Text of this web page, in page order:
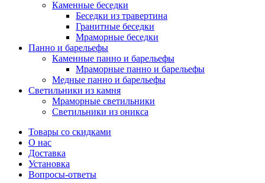
Каменные беседки
Беседки из травертина
Гранитные беседки
Мраморные беседки
Панно и барельефы
Каменные панно и барельефы
Мраморные панно и барельефы
Медные панно и барельефы
Светильники из камня
Мраморные светильники
Светильники из оникса
Товары со скидками
О нас
Доставка
Установка
Вопросы-ответы